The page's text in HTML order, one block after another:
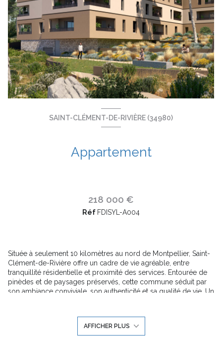
SAINT-CLÉMENT-DE-RIVIÈRE (34980)
Appartement
218 000 €
Réf FDISYL-A004
Située à seulement 10 kilomètres au nord de Montpellier, Saint-
Clément-de-Rivière offre un cadre de vie agréable, entre
tranquillité résidentielle et proximité des services. Entourée de
pinèdes et de paysages préservés, cette commune séduit par
son ambiance conviviale, son authenticité et sa qualité de vie. Un
Nichée au cœur d’un environnement naturel, cette nouvelle
résidence propose des appartements du T2 au T4. Les
AFFICHER PLUS